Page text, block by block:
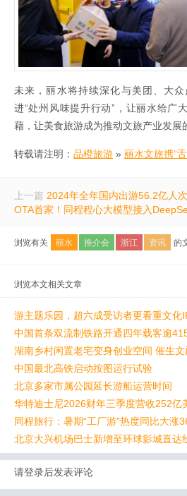
未来，丽水将持续深化与美团、大
进“处州风味提升行动”，让丽水给广
藉，让美食旅游成为推动文旅产业发展
转载请注明： 品橙旅游 » 丽水文旅携“
上一篇 2024年全年国内出游56.2亿人
OTA首家！同程程心大模型接入
浏览有关 丽水 推介会 浙江 资讯 的
浏览本文相关文章
游主题乐园，超六成受访者更看重文化
中国首条双流制铁路开通四年载客逾
湖南乡村闲置老宅变身创业空间 催生
中国最北高铁启动按图运行试验
北京多家市属公园延长游船运营时间
华特迪士尼2026财年三季度营收252亿
同程旅行：暑期“工厂游”热度同比大涨
北京大兴机场巴士新增至环球影城直达
请登录后发表评论